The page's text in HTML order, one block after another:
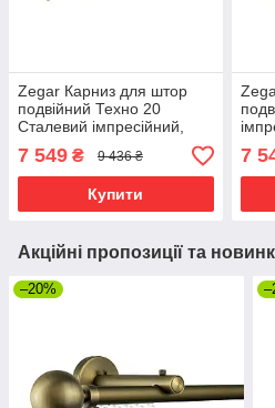
Zegar Карниз для штор
подвійний Техно 20
Сталевий імпресійний,
7 549 ₴ 9 436 ₴
Купити
7
Акційні пропозиції та
–20%